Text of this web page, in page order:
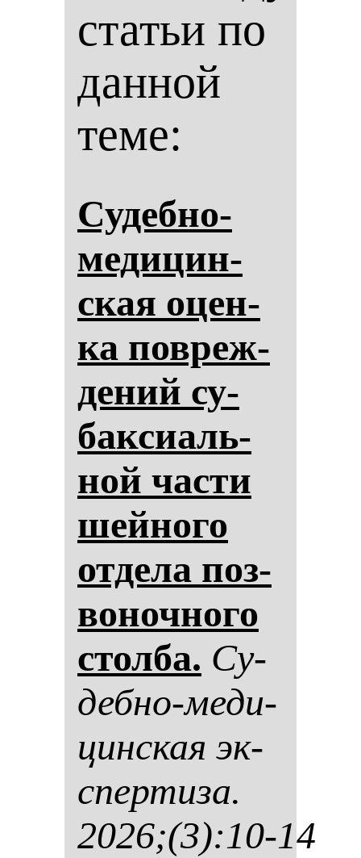
статьи по
данной
теме:
Су­деб­но-
ме­ди­цин­
ская оцен­
ка пов­реж­
де­ний су­
бак­си­аль­
ной час­ти
шей­но­го
от­де­ла поз­
во­ноч­но­го
стол­ба. Су­
деб­но-ме­ди­
цин­ская эк­
спер­ти­за.
2026;(3):10-14